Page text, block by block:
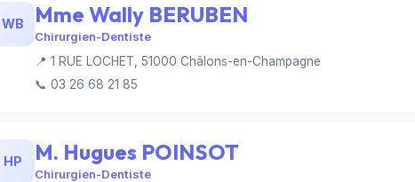
WB Mme Wally BERUBEN
Chirurgien-Dentiste
📍 1 RUE LOCHET, 51000 Châlons-en-Champagne
📞 03 26 68 21 85
HP M. Hugues POINSOT
Chirurgien-Dentiste